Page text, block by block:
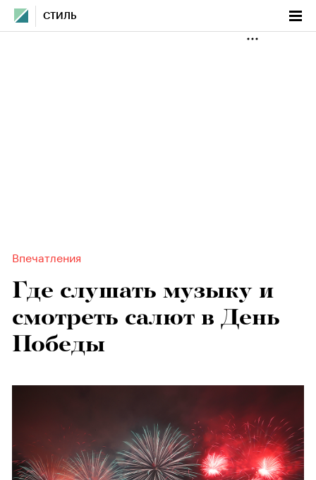
СТИЛЬ
Впечатления
Где слушать музыку и
смотреть салют в День
Победы